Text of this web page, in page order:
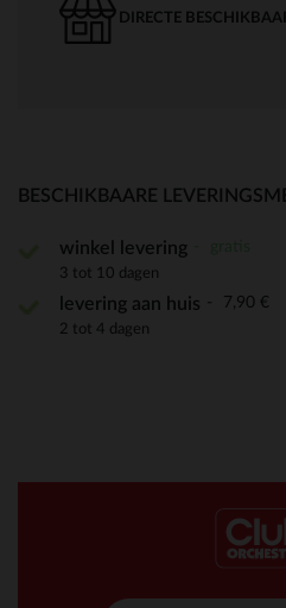
DIRECTE
BESCHIKBAARE
winkel levering
3 tot 10 dagen
levering aan huis 7,90 €
2 tot 4 dagen